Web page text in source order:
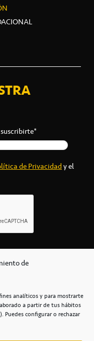
de
analíticos y para mostrarte
a partir de tus hábitos
Puedes configurar o rechazar
de Privacidady el